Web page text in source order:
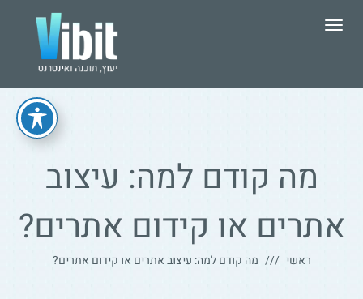
תפריט
מה קודם למה: עיצוב
אתרים או קידום אתרים?
ראשי מה קודם למה: עיצוב אתרים או קידום אתרים?